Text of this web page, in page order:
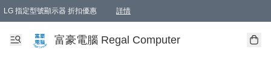
LG 指定型號顯示器 折扣優惠 詳情
富豪電腦 Regal Computer